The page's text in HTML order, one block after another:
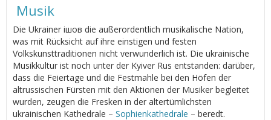
Musik
Die Ukrainer ішов die außerordentlich musikalische Nation,
was mit Rücksicht auf ihre einstigen und festen
Volkskunsttraditionen nicht verwunderlich ist. Die ukrainische
Musikkultur ist noch unter der Kyiver Rus entstanden: darüber,
dass die Feiertage und die Festmahle bei den Höfen der
altrussischen Fürsten mit den Aktionen der Musiker begleitet
wurden, zeugen die Fresken in der altertümlichsten
ukrainischen Kathedrale – Sophienkathedrale – beredt.